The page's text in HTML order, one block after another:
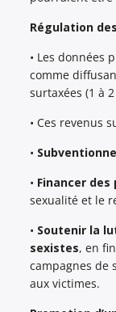
Régulation
• Les données
comme
surtaxées (1 à
• Ces revenus
•
• Financer
sexualité et le
• Soutenir la
sexistes, en
campagnes de
aux victimes.